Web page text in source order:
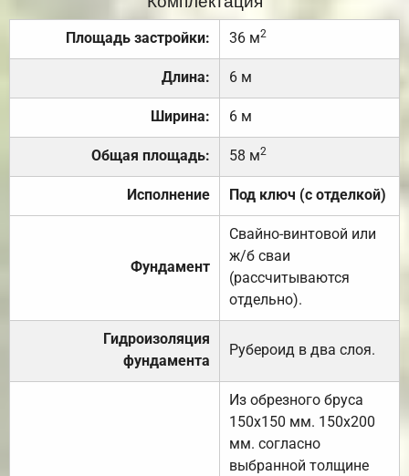
Площадь застройки: 36 м2
Длина: 6 м
Ширина: 6 м
Общая площадь: 58 м2
Исполнение Под ключ (с отделкой)
Фундамент
Свайно-винтовой или
ж/б сваи
(рассчитываются
отдельно).
Гидроизоляция
фундамента
Рубероид в два слоя.
Из обрезного бруса
150х150 мм. 150х200
мм. согласно
выбранной толщине